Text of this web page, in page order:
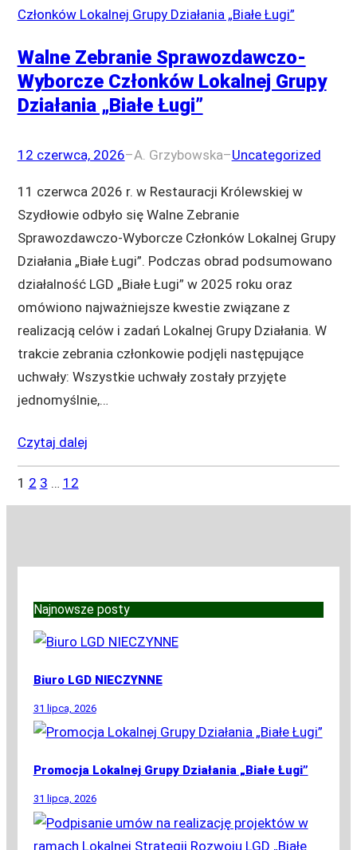
Walne Zebranie Sprawozdawczo-
Wyborcze Członków Lokalnej Grupy
Działania „Białe Ługi”
12 czerwca, 2026–A. Grzybowska–Uncategorized
11 czerwca 2026 r. w Restauracji Królewskiej w
Szydłowie odbyło się Walne Zebranie
Sprawozdawczo-Wyborcze Członków Lokalnej Grupy
Działania „Białe Ługi”. Podczas obrad podsumowano
działalność LGD „Białe Ługi” w 2025 roku oraz
omówiono najważniejsze kwestie związane z
realizacją celów i zadań Lokalnej Grupy Działania. W
trakcie zebrania członkowie podjęli następujące
uchwały: Wszystkie uchwały zostały przyjęte
jednomyślnie,…
Czytaj dalej
1 2 3 … 12
Najnowsze posty
Biuro LGD NIECZYNNE
31 lipca, 2026
Promocja Lokalnej Grupy Działania „Białe Ługi”
31 lipca, 2026